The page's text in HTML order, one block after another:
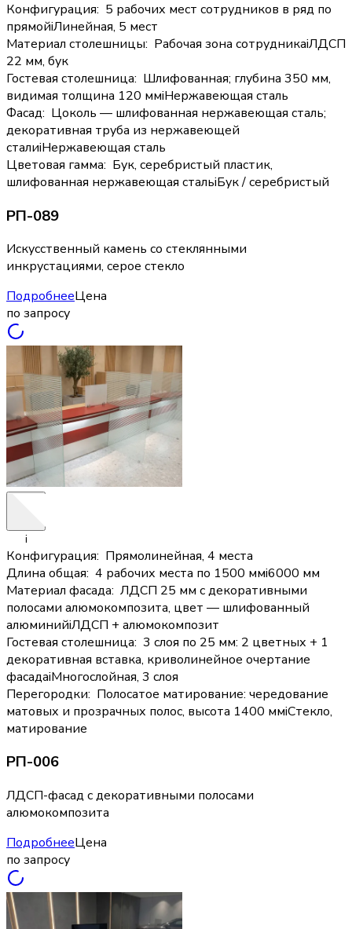
Конфигурация: 5 рабочих мест сотрудников в ряд по
прямойiЛинейная, 5 мест
Материал столешницы: Рабочая зона сотрудникаiЛДСП
22 мм, бук
Гостевая столешница: Шлифованная; глубина 350 мм,
видимая толщина 120 ммiНержавеющая сталь
Фасад: Цоколь — шлифованная нержавеющая сталь;
декоративная труба из нержавеющей
сталиiНержавеющая сталь
Цветовая гамма: Бук, серебристый пластик,
шлифованная нержавеющая стальiБук / серебристый
РП-089
Искусственный камень со стеклянными
инкрустациями, серое стекло
ПодробнееЦена
по запросу
i
Конфигурация: Прямолинейная, 4 места
Длина общая: 4 рабочих места по 1500 ммi6000 мм
Материал фасада: ЛДСП 25 мм с декоративными
полосами алюмокомпозита, цвет — шлифованный
алюминийiЛДСП + алюмокомпозит
Гостевая столешница: 3 слоя по 25 мм: 2 цветных + 1
декоративная вставка, криволинейное очертание
фасадаiМногослойная, 3 слоя
Перегородки: Полосатое матирование: чередование
матовых и прозрачных полос, высота 1400 ммiСтекло,
матирование
РП-006
ЛДСП-фасад с декоративными полосами
алюмокомпозита
ПодробнееЦена
по запросу